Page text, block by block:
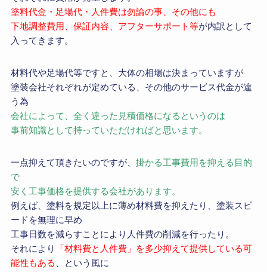
塗料代金・足場代・人件費は勿論の事、その他にも
下地調整費用、保証内容、アフターサポート等が内訳として
入ってきます。
材料代や足場代等ですと、大体の相場は決まっていますが
塗装会社それぞれが定めている、その他のサービス代金が違
う為
会社によって、全く違った見積価格になるというのは
事前知識として持っていただければと思います。
一点抑えて頂きたいのですが、 掛かる工事費用を抑える目的
で
安く工事価格を提供する会社があります。
例えば、塗料を規定以上に薄め材料費を抑えたり、塗装スピ
ードを無理に早め
工事日数を減らすことにより人件費の削減を行ったり。
それにより
「材料費と人件費」を多少抑えて提供している可
能性もある
、という風に